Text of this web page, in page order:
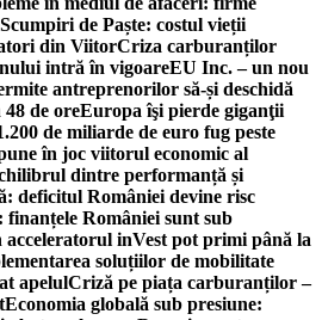
Scumpiri de Paște: costul vieții
din ViitorCriza carburanților
intră în vigoareEU Inc. – un nou
antreprenorilor să-și deschidă
de oreEuropa îşi pierde giganţii
de miliarde de euro fug peste
în joc viitorul economic al
dintre performanță și
deficitul României devine risc
finanțele României sunt sub
inVest pot primi până la
soluțiilor de mobilitate
apelulCriză pe piața carburanților –
Economia globală sub presiune: